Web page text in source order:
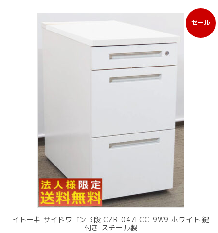
セール
販
売
イトーキ サイドワゴン 3段 CZR-047LCC-9W9 ホワイト 鍵
付き スチール製